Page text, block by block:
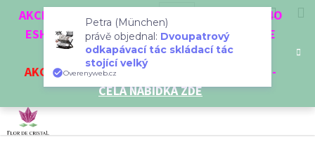
AKCE 3 + 1 ZDARMA. NAKUPTE 4 VĚCI Z NAŠEHO
ESHOPU A ČTVRTÝ NEJLEVNĚJŠÍ DOSTANETE
ZDARMA!
AKCENA VYBRANÉ VÝROBKY
-
CELÁ NABÍDKA ZDE
HledatPřihlášení
Zpět
Zpět
p
o
Petra (München)
právě objednal: Dvoupatrový
odkapávací tác skládací tác
stojící velký
Overenyweb.cz